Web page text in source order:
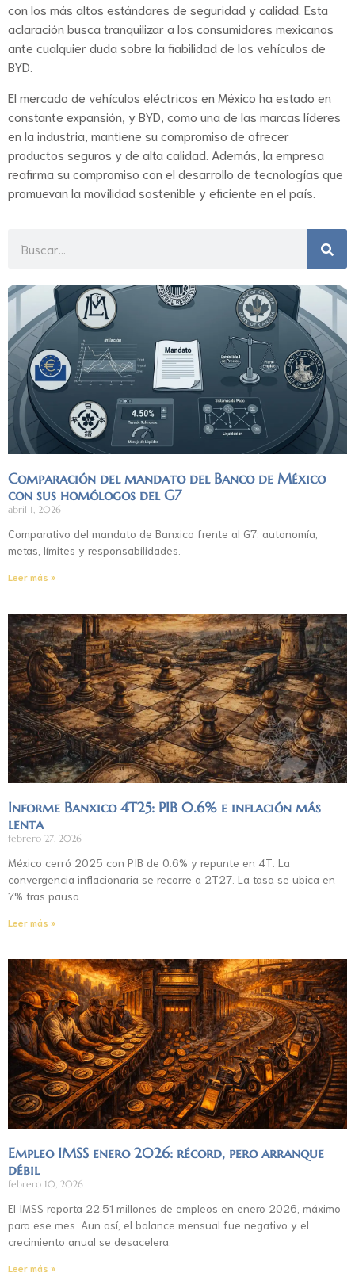
con los más altos estándares de seguridad y calidad. Esta
aclaración busca tranquilizar a los consumidores mexicanos
ante cualquier duda sobre la fiabilidad de los vehículos de
BYD.
El mercado de vehículos eléctricos en México ha estado en
constante expansión, y BYD, como una de las marcas líderes
en la industria, mantiene su compromiso de ofrecer
productos seguros y de alta calidad. Además, la empresa
reafirma su compromiso con el desarrollo de tecnologías que
promuevan la movilidad sostenible y eficiente en el país.
Comparación del mandato del Banco de México
con sus homólogos del G7
abril 1, 2026
Comparativo del mandato de Banxico frente al G7: autonomía,
metas, límites y responsabilidades.
Leer más »
Informe Banxico 4T25: PIB 0.6% e inflación más
lenta
febrero 27, 2026
México cerró 2025 con PIB de 0.6% y repunte en 4T. La
convergencia inflacionaria se recorre a 2T27. La tasa se ubica en
7% tras pausa.
Leer más »
Empleo IMSS enero 2026: récord, pero arranque
débil
febrero 10, 2026
El IMSS reporta 22.51 millones de empleos en enero 2026, máximo
para ese mes. Aun así, el balance mensual fue negativo y el
crecimiento anual se desacelera.
Leer más »